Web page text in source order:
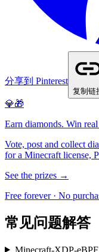
分享到 Pinterest
复制链
💎🎁
Earn diamonds. Win
Vote, post and collect
for a Minecraft license,
See the prizes →
Free forever · No
常见问题解答
Minecraft-XDP-